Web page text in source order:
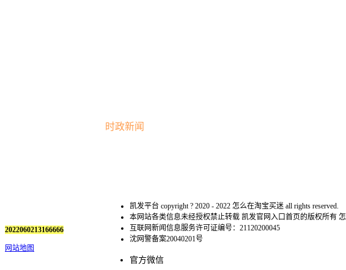
时政新闻
凯发平台 copyright ? 2020 - 2022 怎么在淘宝买迷 all rights reserved.
本网站各类信息未经授权禁止转载 凯发官网入口首页的版权所有
互联网新闻信息服务许可证编号：21120200045
沈网警备案20040201号
官方微信
2022060213166666
网站地图